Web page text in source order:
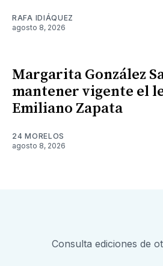
RAFA IDIÁQUEZ
agosto 8, 2026
Margarita González
mantener vigente el
Emiliano Zapata
24 MORELOS
agosto 8, 2026
Consulta ediciones de